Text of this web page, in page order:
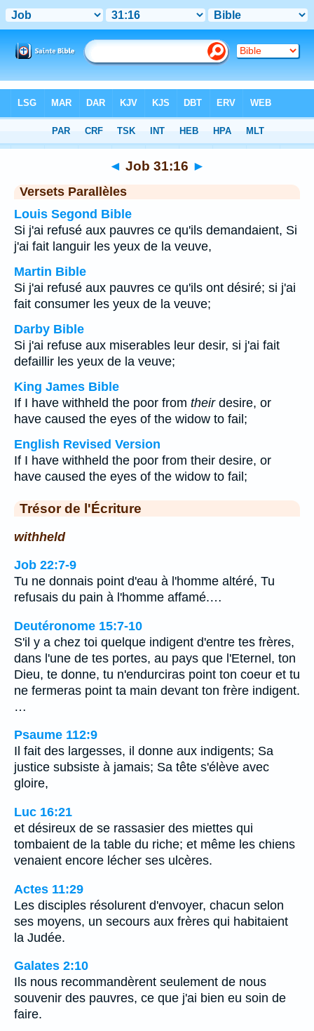
Chapitre 31 > Verset 16
◄ Job 31:16 ►
Versets Parallèles
Louis Segond Bible
Si j'ai refusé aux pauvres ce qu'ils demandaient, Si
j'ai fait languir les yeux de la veuve,
Martin Bible
Si j'ai refusé aux pauvres ce qu'ils ont désiré; si j'ai
fait consumer les yeux de la veuve;
Darby Bible
Si j'ai refuse aux miserables leur desir, si j'ai fait
defaillir les yeux de la veuve;
King James Bible
If I have withheld the poor from theirdesire, or
have caused the eyes of the widow to fail;
English Revised Version
If I have withheld the poor from their desire, or
have caused the eyes of the widow to fail;
Trésor de l'Écriture
withheld
Job 22:7-9
Tu ne donnais point d'eau à l'homme altéré, Tu
refusais du pain à l'homme affamé.…
Deutéronome 15:7-10
S'il y a chez toi quelque indigent d'entre tes frères,
dans l'une de tes portes, au pays que l'Eternel, ton
Dieu, te donne, tu n'endurciras point ton coeur et tu
ne fermeras point ta main devant ton frère indigent.
…
Psaume 112:9
Il fait des largesses, il donne aux indigents; Sa
justice subsiste à jamais; Sa tête s'élève avec
gloire,
Luc 16:21
et désireux de se rassasier des miettes qui
tombaient de la table du riche; et même les chiens
venaient encore lécher ses ulcères.
Actes 11:29
Les disciples résolurent d'envoyer, chacun selon
ses moyens, un secours aux frères qui habitaient
la Judée.
Galates 2:10
Ils nous recommandèrent seulement de nous
souvenir des pauvres, ce que j'ai bien eu soin de
faire.